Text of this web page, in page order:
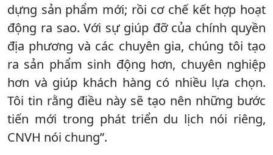
dựng sản phẩm mới; rồi cơ chế kết hợp hoạt
động ra sao. Với sự giúp đỡ của chính quyền
địa phương và các chuyên gia, chúng tôi tạo
ra sản phẩm sinh động hơn, chuyên nghiệp
hơn và giúp khách hàng có nhiều lựa chọn.
Tôi tin rằng điều này sẽ tạo nên những bước
tiến mới trong phát triển du lịch nói riêng,
CNVH nói chung”.